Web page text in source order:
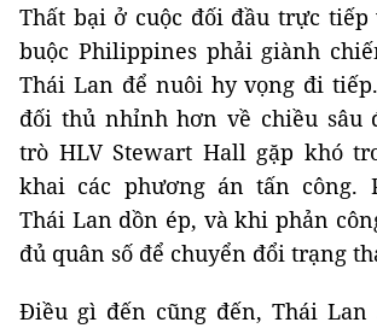
Thất bại ở cuộc đối đầu trực tiếp
buộc Philippines phải giành
Thái Lan để nuôi hy vọng đi
đối thủ nhỉnh hơn về chiều sâu
trò HLV Stewart Hall gặp khó
khai các phương án tấn công.
Thái Lan dồn ép, và khi phản
đủ quân số để chuyển đổi trạng
Điều gì đến cũng đến, Thái Lan